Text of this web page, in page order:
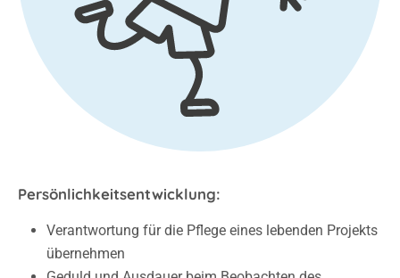
Persönlichkeitsentwicklung:
Verantwortung für die Pflege eines lebenden Projekts
übernehmen